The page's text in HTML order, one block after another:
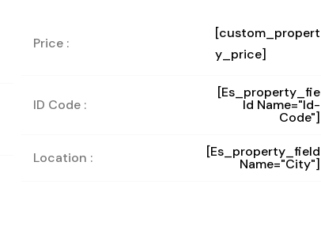
Price :
[custom_propert
y_price]
ID Code :
[es_property_fie
Ld Name="id-
Code"]
Location : [es_property_field
Name="city"]